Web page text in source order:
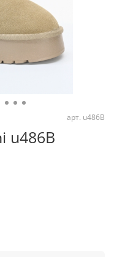
арт. u486B
u486B